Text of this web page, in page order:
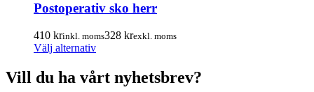
Postoperativ sko herr
410 krinkl. moms328 krexkl. moms
Välj alternativDen
produkten
har
Vill du ha vårt nyhetsbrev?